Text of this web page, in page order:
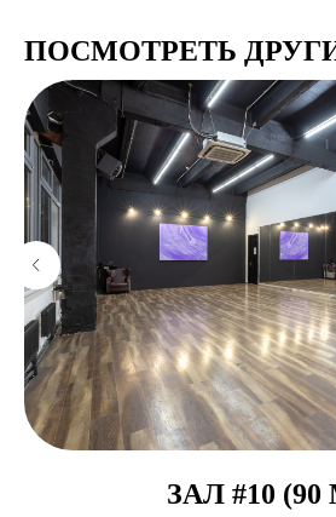
ПОСМОТРЕТЬ
ЗАЛ #10 (90